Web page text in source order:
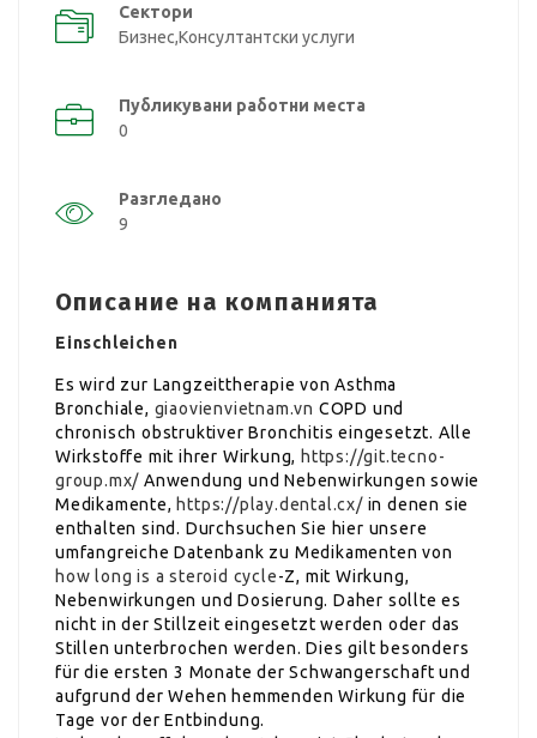
Сектори
Бизнес,Консултантски услуги
Публикувани работни места
0
Разгледано
9
Описание на компанията
Einschleichen
Es wird zur Langzeittherapie von Asthma
Bronchiale, giaovienvietnam.vn COPD und
chronisch obstruktiver Bronchitis eingesetzt. Alle
Wirkstoffe mit ihrer Wirkung, https://git.tecno-
group.mx/ Anwendung und Nebenwirkungen sowie
Medikamente, https://play.dental.cx/in denen sie
enthalten sind. Durchsuchen Sie hier unsere
umfangreiche Datenbank zu Medikamenten von
how long is a steroid cycle-Z, mit Wirkung,
Nebenwirkungen und Dosierung. Daher sollte es
nicht in der Stillzeit eingesetzt werden oder das
Stillen unterbrochen werden. Dies gilt besonders
für die ersten 3 Monate der Schwangerschaft und
aufgrund der Wehen hemmenden Wirkung für die
Tage vor der Entbindung.